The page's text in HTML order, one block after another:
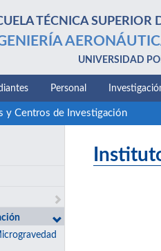
TÉCNICA SUPERIOR
UNIVERSIDAD
Personal
y Centros de Investigación